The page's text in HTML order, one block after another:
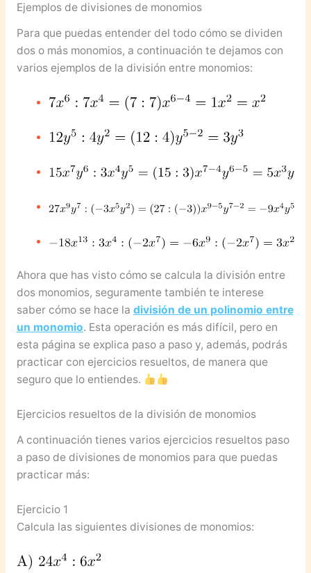
Ejemplos de divisiones de monomios
Para que puedas entender del todo cómo se dividen
dos o más monomios, a continuación te dejamos con
varios ejemplos de la división entre monomios:
Ahora que has visto cómo se calcula la división entre
dos monomios, seguramente también te interese
saber cómo se hace la división de un polinomio entre
un monomio. Esta operación es más difícil, pero en
esta página se explica paso a paso y, además, podrás
practicar con ejercicios resueltos, de manera que
seguro que lo entiendes.
Ejercicios resueltos de la división de monomios
A continuación tienes varios ejercicios resueltos paso
a paso de divisiones de monomios para que puedas
practicar más:
Ejercicio 1
Calcula las siguientes divisiones de monomios: